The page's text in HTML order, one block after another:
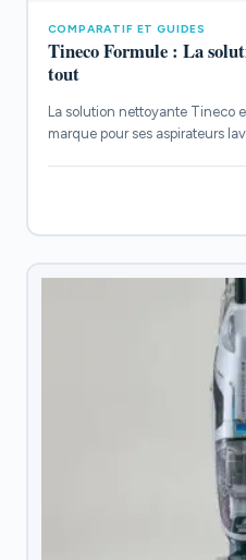
COMPARATIF ET GUIDES
Tineco Formule : La
tout
La solution nettoyante Tineco
marque pour ses aspirateurs